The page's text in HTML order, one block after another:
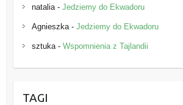
natalia- Jedziemy do Ekwadoru
Agnieszka- Jedziemy do Ekwadoru
sztuka- Wspomnienia z Tajlandii
TAGI